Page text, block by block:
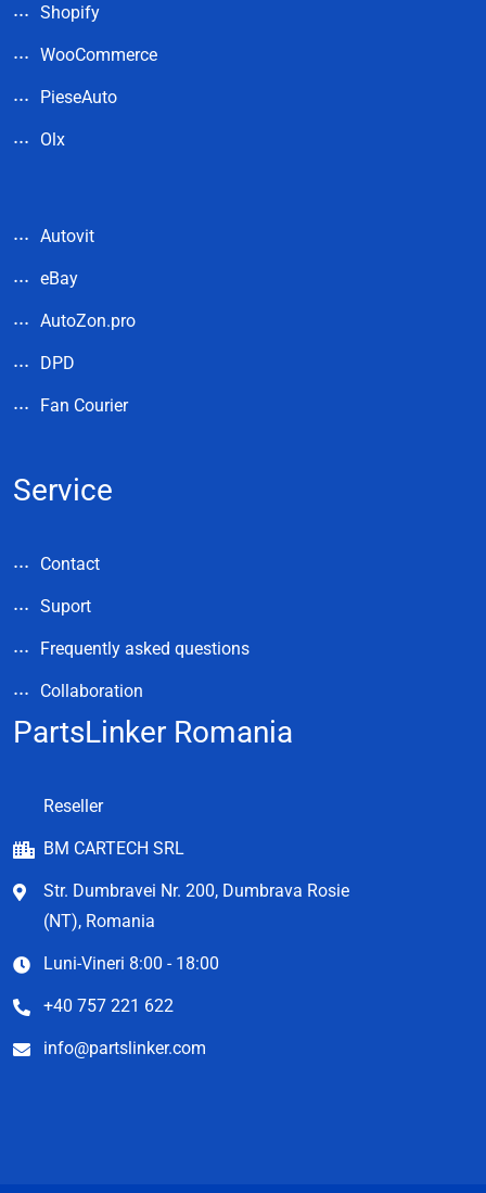
Shopify
WooCommerce
PieseAuto
Olx
Autovit
eBay
AutoZon.pro
DPD
Fan Courier
Service
Contact
Suport
Frequently asked questions
Collaboration
PartsLinker Romania
Reseller
BM CARTECH SRL
Str. Dumbravei Nr. 200, Dumbrava Rosie
(NT), Romania
Luni-Vineri 8:00 - 18:00
+40 757 221 622
info@partslinker.com